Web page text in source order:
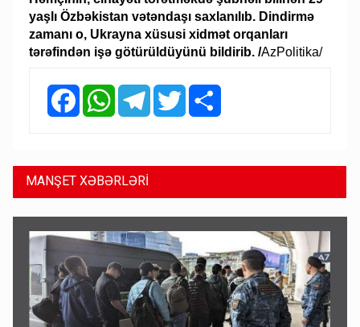
yaşlı Özbəkistan vətəndaşı saxlanılıb. Dindirmə
zamanı o, Ukrayna xüsusi xidmət orqanları
tərəfindən işə götürüldüyünü bildirib. /AzPolitika/
FacebookWhatsAppTelegramTwitter
MANŞET XƏBƏRLƏRİ